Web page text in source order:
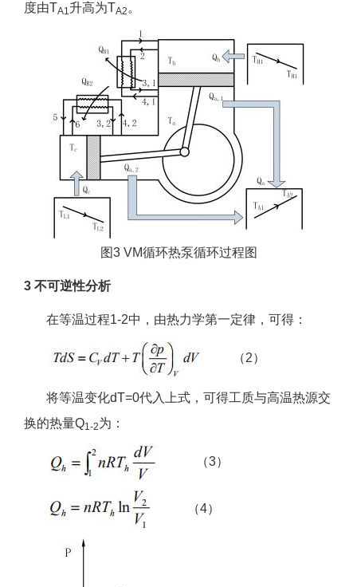
度由TA1升高为TA2 。
图3 VM循环热泵循环过程图
3 不可逆性分析
在等温过程1-2中，由热力学第一定律，可得：
（2）
将等温变化dT=0代入上式，可得工质与高温热源交
换的热量Q1-2为：
（3）
（4）